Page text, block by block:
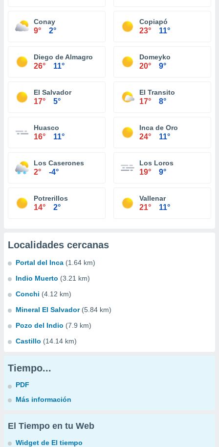
Conay
9° 2°
Copiapó
23° 11°
Diego de Almagro
26° 11°
Domeyko
20° 9°
El Salvador
17° 5°
El Transito
17° 8°
Huasco
16° 11°
Inca de Oro
24° 11°
Los Caserones
2° -4°
Los Loros
19° 9°
Potrerillos
14° 2°
Vallenar
21° 11°
Localidades cercanas
Portal del Inca (1.64 km)
Indio Muerto (3.21 km)
Conchi (4.12 km)
Mineral El Salvador (5.84 km)
Pozo del Indio (7.9 km)
Castillo (14.14 km)
Tiempo...
PDF
Más información
El Tiempo en tu Web
Widget de El tiempo